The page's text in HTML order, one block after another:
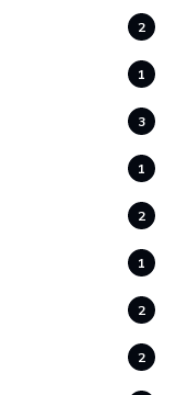
2
1
3
1
2
1
2
2